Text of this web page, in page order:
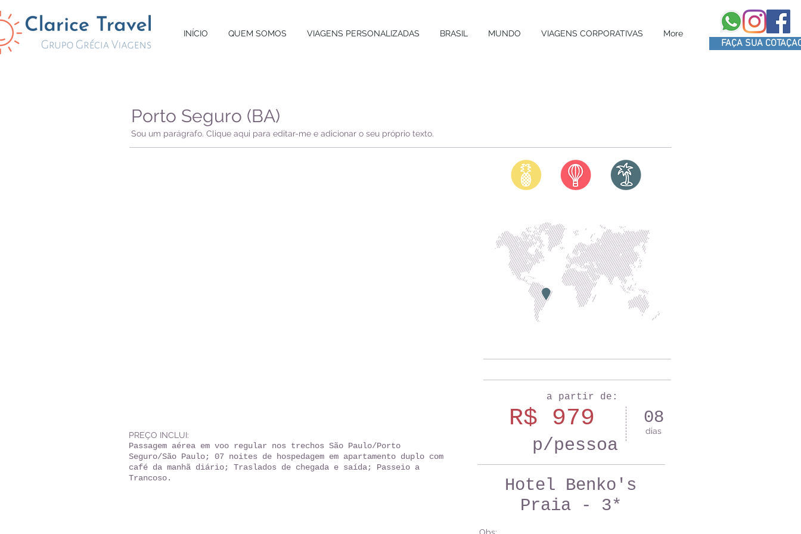
INÍCIO QUEM SOMOS VIAGENS PERSONALIZADAS BRASIL MUNDO VIAGENS CORPORATIVAS More
FAÇA SUA
Porto Seguro (BA)
Sou um parágrafo. Clique aqui para editar-me e adicionar o seu próprio texto.
PREÇO INCLUI:
Passagem aérea em voo regular nos trechos São Paulo/Porto
Seguro/São Paulo; 07 noites de hospedagem em apartamento duplo com
café da manhã diário; Traslados de chegada e saída; Passeio a
Trancoso.
a partir de:
R$ 979
p/pessoa
08
dias
Hotel Benko's
Praia - 3*